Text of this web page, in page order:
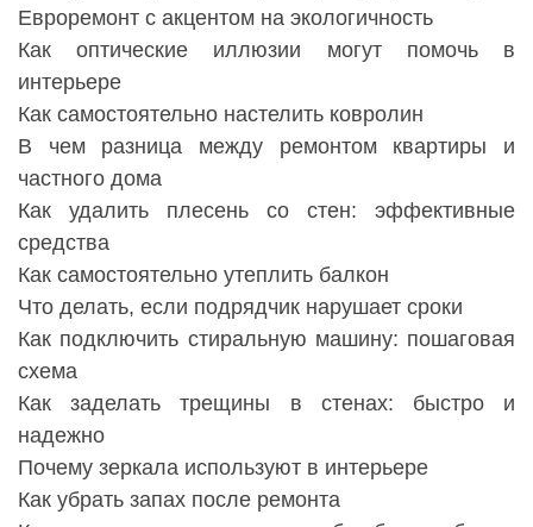
Евроремонт с акцентом на экологичность
Как оптические иллюзии могут помочь в
интерьере
Как самостоятельно настелить ковролин
В чем разница между ремонтом квартиры и
частного дома
Как удалить плесень со стен: эффективные
средства
Как самостоятельно утеплить балкон
Что делать, если подрядчик нарушает сроки
Как подключить стиральную машину: пошаговая
схема
Как заделать трещины в стенах: быстро и
надежно
Почему зеркала используют в интерьере
Как убрать запах после ремонта